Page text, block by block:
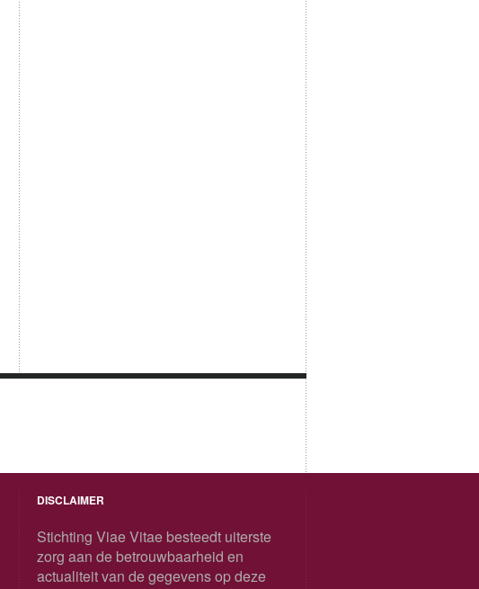
DISCLAIMER
Stichting Viae Vitae besteedt uiterste
zorg aan de betrouwbaarheid en
actualiteit van de gegevens op deze